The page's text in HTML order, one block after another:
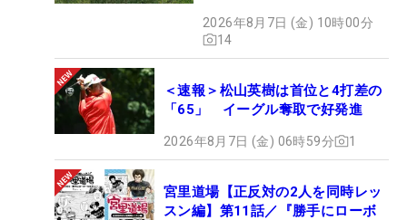
2026年8月7日 (金) 10時00分
14
＜速報＞松山英樹は首位と4打差の
「65」 イーグル奪取で好発進
2026年8月7日 (金) 06時59分 1
宮里道場【正反対の2人を同時レッ
スン編】第11話／『勝手にローボ